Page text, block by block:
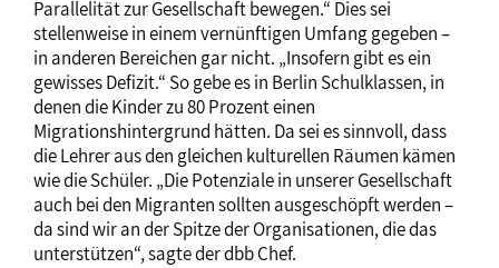
Parallelität zur Gesellschaft bewegen.“ Dies sei
stellenweise in einem vernünftigen Umfang gegeben –
in anderen Bereichen gar nicht. „Insofern gibt es ein
gewisses Defizit.“ So gebe es in Berlin Schulklassen, in
denen die Kinder zu 80 Prozent einen
Migrationshintergrund hätten. Da sei es sinnvoll, dass
die Lehrer aus den gleichen kulturellen Räumen kämen
wie die Schüler. „Die Potenziale in unserer Gesellschaft
auch bei den Migranten sollten ausgeschöpft werden –
da sind wir an der Spitze der Organisationen, die das
unterstützen“, sagte der dbb Chef.